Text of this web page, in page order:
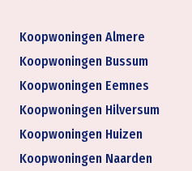
Koopwoningen Almere
Koopwoningen Bussum
Koopwoningen Eemnes
Koopwoningen Hilversum
Koopwoningen Huizen
Koopwoningen Naarden